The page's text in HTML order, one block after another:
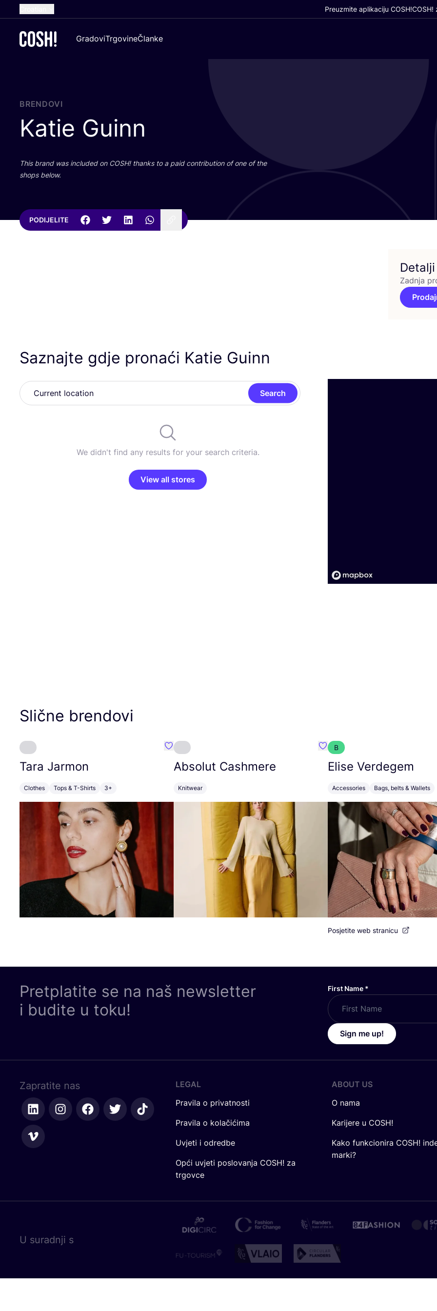
Dutch
German
Preuzmite aplikaciju COSH!COSH!
GradoviTrgovineČlanke
BRENDOVI
Katie Guinn
This brand was inclu­ded on COSH! than­ks to a paid con­tri­bu­ti­on of one of the
shops below.
PODIJELITE
Detalji
Zadnja
Saznajte gdje pronaći Katie Guinn
Search
We didn't find any results for your search criteria.
View all stores
Slične brendovi
Tara Jarmon
Clothes Tops & T-Shirts 3+
Favorit Tara Jarmon
Absolut Cashmere
Knitwear
Favorit Absolut Cashmere
B
Elise Verdegem
Accessories Bags, belts & Wallets
Posjetite web stranicu
Pretplatite se na naš newsletter
i budite u toku!
First Name *
Sign me up!
Zapratite nas
LEGAL
Pravila o privatnosti
Pravila o kolačićima
Uvjeti i odredbe
Opći uvjeti poslovanja COSH! za
trgovce
ABOUT US
O nama
Karijere u COSH!
Kako funkcionira COSH!
marki?
U surad­nji s